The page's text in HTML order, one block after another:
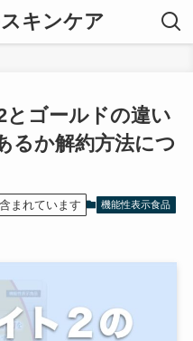
キンケア
とゴールドの違い
るか解約方法につ
まれています 機能性表示食品